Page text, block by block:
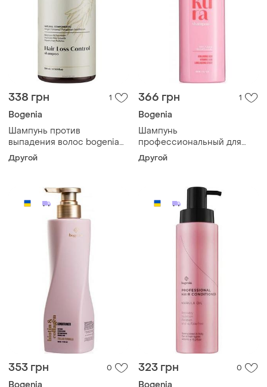
338 грн 1
Bogenia
Шампунь против
выпадения волос bogenia
hair loss control 500 мл
Другой
366 грн 1
Bogenia
Шампунь
профессиональный для
волос bogenia sakura 450
мл
Другой
353 грн 0 323 грн 0